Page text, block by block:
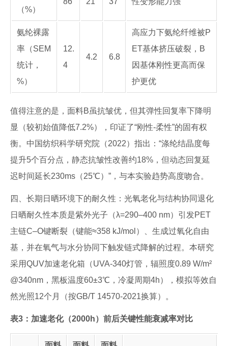
（%）
氨纶裸露
率（SEM
统计，
%）
12.
4
4.2 6.8
高应力下氨纶纤维被P
ET基体挤压破裂，B
因基体刚性更高而保
护更优
值得注意的是，面料B虽抗皱优，但其弹性回复率下降明
显（较初始值降低7.2%），印证了“刚性-柔性”的固有权
衡。中国纺织科学研究院（2022）指出：“涤纶结晶度每
提升5个百分点，静态抗皱性改善约18%，但动态回复延
迟时间延长230ms（25℃）”，与本实验趋势高度吻合。
四、长期日晒环境下的耐久性：光氧老化与结构协同退化
日晒耐久性本质是紫外光子（λ=290–400 nm）引发PET
主链C–O键断裂（键能≈358 kJ/mol）、生成过氧化自由
基，并在氧气与水分协同下触发链式降解的过程。本研究
采用QUV加速老化箱（UVA-340灯管，辐照度0.89 W/m²
@340nm，黑板温度60±3℃，冷凝周期4h），模拟等效自
然光照12个月（按GB/T 14570-2021换算）。
表3：加速老化（2000h）前后关键性能衰减率对比